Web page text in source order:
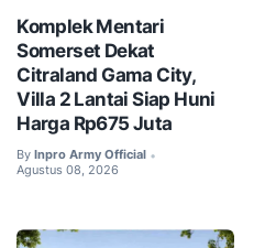
Komplek Mentari
Somerset Dekat
Citraland Gama City,
Villa 2 Lantai Siap Huni
Harga Rp675 Juta
By Inpro Army Official •
Agustus 08, 2026